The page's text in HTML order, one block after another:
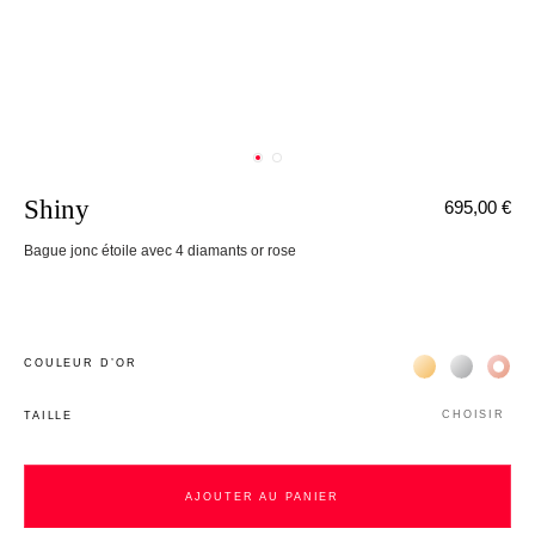
Shiny
Bague jonc étoile avec 4 diamants or rose
695,00 €
COULEUR D’OR Жёлтое золото
Белое
TAILLE CHOISIR
AJOUTER AU PANIER